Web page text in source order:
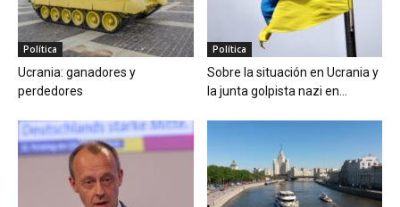
Política
Ucrania: ganadores y
perdedores
Política
Sobre la situación en Ucrania y
la junta golpista nazi en...